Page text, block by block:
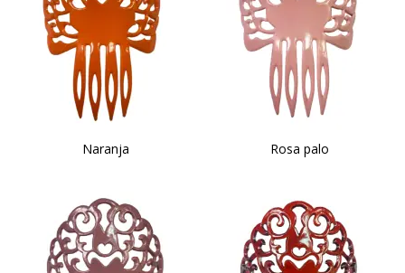
Naranja Rosa palo